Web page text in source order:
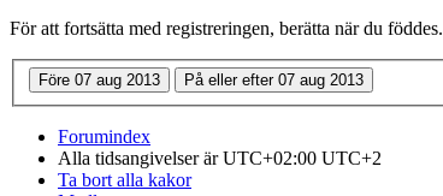
För att fortsätta med registreringen, berätta när du föddes.
Forumindex
Alla tidsangivelser är UTC+02:00 UTC+2
Ta bort alla kakor